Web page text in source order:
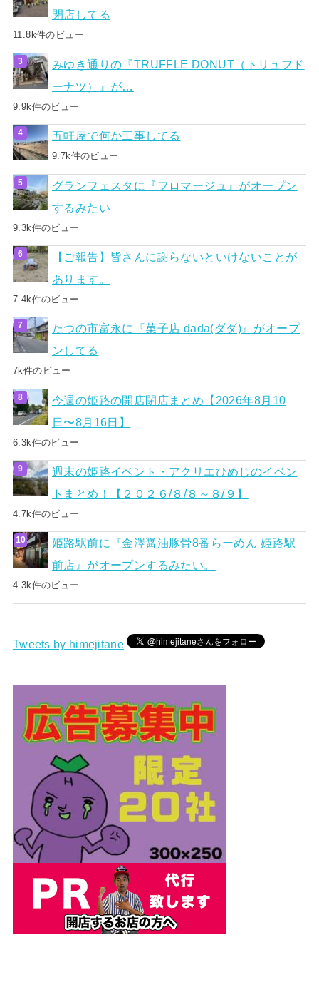
閉店してる
11.8k件のビュー
みゆき通りの『TRUFFLE DONUT（トリュフド
ーナツ）』が…
9.9k件のビュー
五軒屋で何か工事してる
9.7k件のビュー
グランフェスタに『フロマージュ』がオープン
するみたい
9.3k件のビュー
【ご報告】皆さんに謝らないといけないことが
あります。
7.4k件のビュー
たつの市富永に『菓子店 dada(ダダ)』がオープ
ンしてる
7k件のビュー
今週の姫路の開店閉店まとめ【2026年8月10
日〜8月16日】
6.3k件のビュー
週末の姫路イベント・アクリエひめじのイベン
トまとめ！【２０２６/８/８～８/９】
4.7k件のビュー
姫路駅前に『金澤醤油豚骨8番らーめん 姫路駅
前店』がオープンするみたい。
4.3k件のビュー
Tweets by himejitane